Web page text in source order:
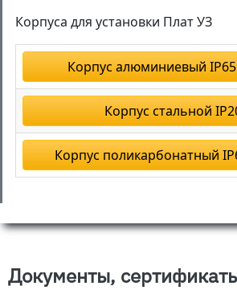
Корпуса для установки Плат УЗ
Корпус алюминиевый IP65
Корпус стальной
Корпус поликарбонатный
Документы,